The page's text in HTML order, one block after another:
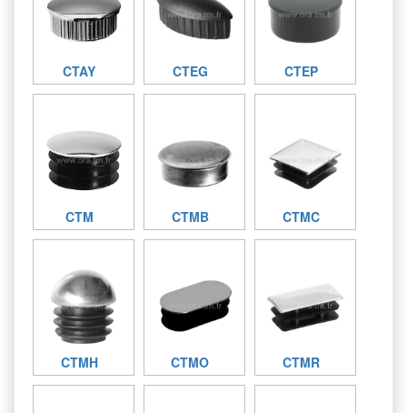
CTAY CTEG CTEP
CTM CTMB CTMC
CTMH CTMO CTMR